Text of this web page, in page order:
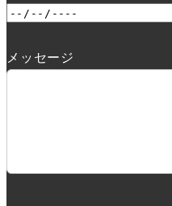
メッセージ